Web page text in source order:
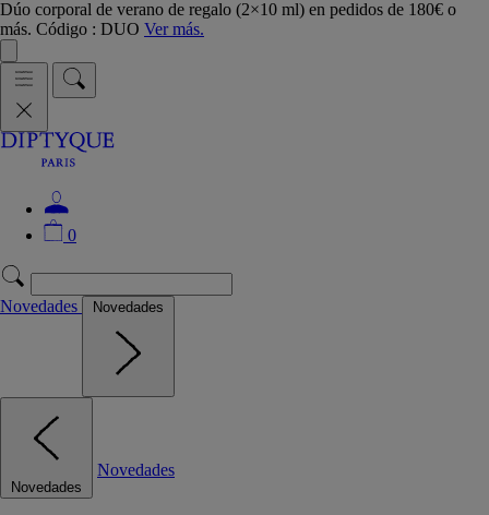
Dúo corporal de verano de regalo (2×10 ml) en pedidos de 180€ o
más. Código : DUO Ver más.
0
Novedades Novedades
Novedades
Novedades